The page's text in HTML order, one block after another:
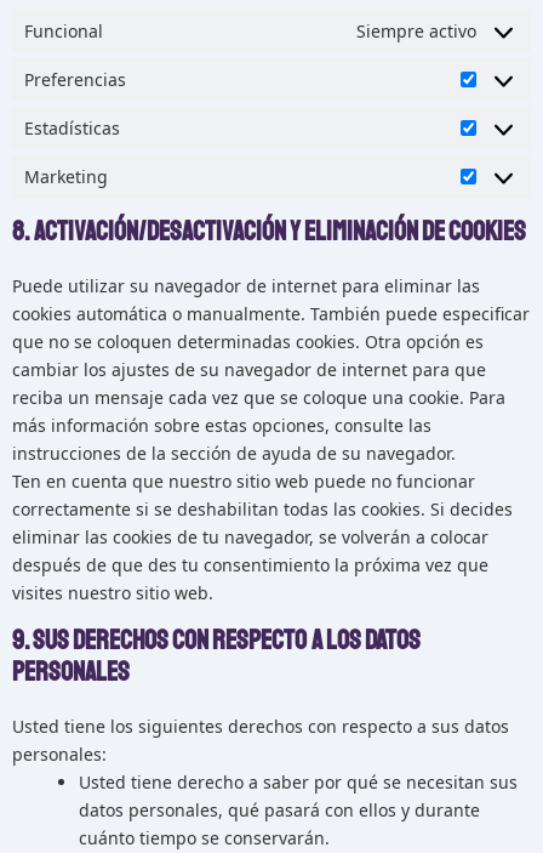
Funcional Siempre activo
Preferencias
Estadísticas
Marketing
8. Activación/desactivación y eliminación de cookies
Puede utilizar su navegador de internet para eliminar las
cookies automática o manualmente. También puede especificar
que no se coloquen determinadas cookies. Otra opción es
cambiar los ajustes de su navegador de internet para que
reciba un mensaje cada vez que se coloque una cookie. Para
más información sobre estas opciones, consulte las
instrucciones de la sección de ayuda de su navegador.
Ten en cuenta que nuestro sitio web puede no funcionar
correctamente si se deshabilitan todas las cookies. Si decides
eliminar las cookies de tu navegador, se volverán a colocar
después de que des tu consentimiento la próxima vez que
visites nuestro sitio web.
9. Sus derechos con respecto a los datos
personales
Usted tiene los siguientes derechos con respecto a sus datos
personales:
Usted tiene derecho a saber por qué se necesitan sus
datos personales, qué pasará con ellos y durante
cuánto tiempo se conservarán.